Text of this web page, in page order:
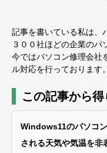
記事を書いている私は、
３００社ほどの企業のパ
今ではパソコン修理会社
ル対応を行っております。
この記事から
Windows11のパソコ
される天気や気温を非